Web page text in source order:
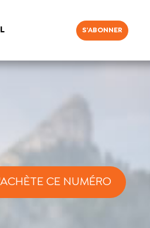
S'ABONNER
CE NUMÉRO